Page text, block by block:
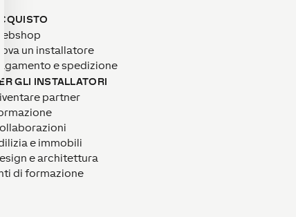
un installatore
e spedizione
GLI INSTALLATORI
partner
e immobili
e architettura
di formazione